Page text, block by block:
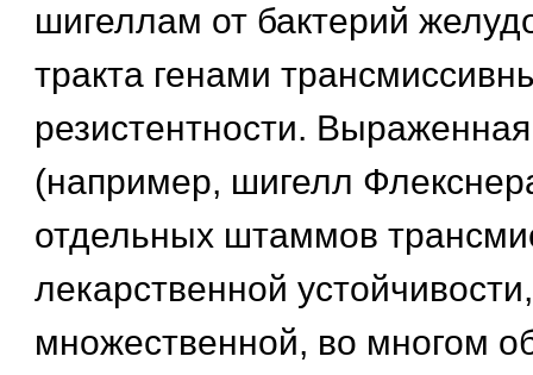
шигеллам от бактерий
тракта генами
резистентности.
(например, шигелл
отдельных штаммов
лекарственной
множественной, во многом